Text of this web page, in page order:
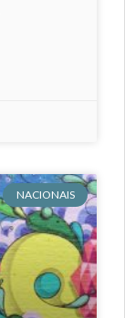
NACIONAIS